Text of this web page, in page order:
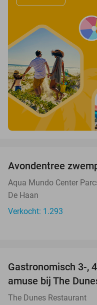
Avondentree
Aqua Mundo Center
De Haan
Verkocht: 1.293
Gastronomisch 3-,
amuse bij The
The Dunes Restaurant